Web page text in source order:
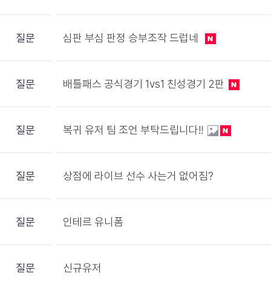
질문 심판 부심 판정 승부조작 드럽네
질문 배틀패스 공식경기 1vs1 친성경기 2판
질문 복귀 유저 팀 조언 부탁드립니다!!
질문 상점에 라이브 선수 사는거 없어짐?
질문 인테르 유니폼
질문 신규유저